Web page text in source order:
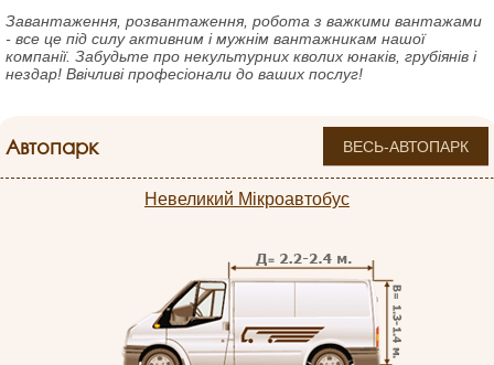
Завантаження, розвантаження, робота з важкими вантажами
- все це під силу активним і мужнім вантажникам нашої
компанії. Забудьте про некультурних кволих юнаків, грубіянів і
нездар! Ввічливі професіонали до ваших послуг!
Автопарк ВЕСЬ-АВТОПАРК
Невеликий Мікроавтобус